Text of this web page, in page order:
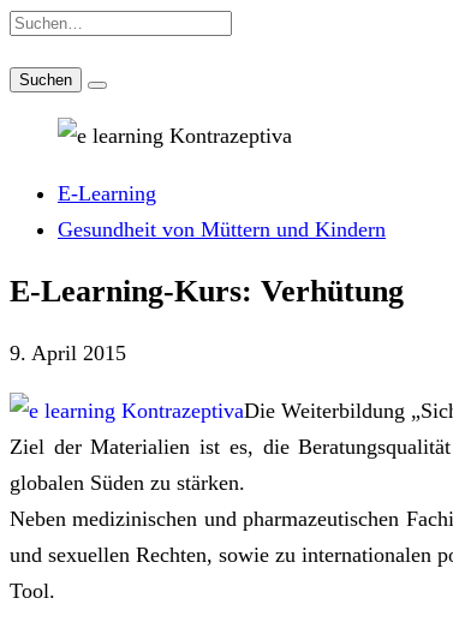
Suche:
E-Learning
Gesundheit von Müttern und Kindern
E-Learning-Kurs: Verhütung
9. April 2015
Die Weiterbildung
Ziel der Materialien ist es, die
globalen Süden zu stärken.
Neben medizinischen und pharmazeutischen
und sexuellen Rechten, sowie zu internationalen
Tool.